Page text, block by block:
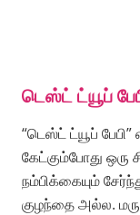
டெஸ்ட் ட்யூப்
“டெஸ்ட் ட்யூப்
கேட்கும்போது ஒரு
நம்பிக்கையும்
குழந்தை அல்ல.